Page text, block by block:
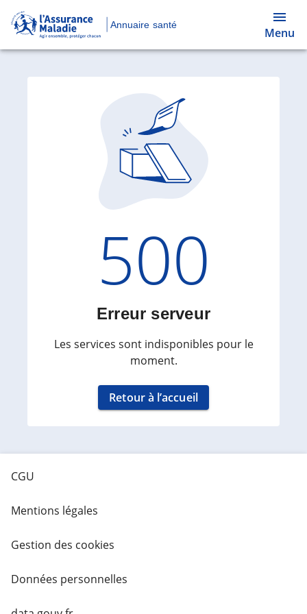
Annuaire santé
Menu
Code
500
Erreur serveur
Les services sont indisponibles pour le
moment.
Retour à l’accueil
CGU
Mentions légales
Gestion des cookies
Données personnelles